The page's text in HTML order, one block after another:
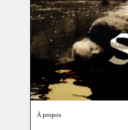
À propos